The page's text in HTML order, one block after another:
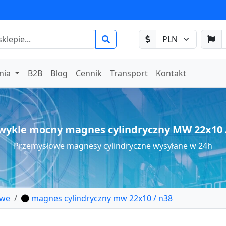
B2B Blog Cennik Transport Kontakt
mocny magnes cylindryczny MW 22x10
Przemysłowe magnesy cylindryczne wysyłane w 24h
magnes cylindryczny mw 22x10 / n38